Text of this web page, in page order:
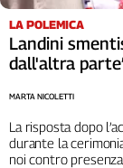
La
LA POLEMICA
Landini
dall'altra
La risposta dopo
durante la
noi contro
MARTA NICOLETTI